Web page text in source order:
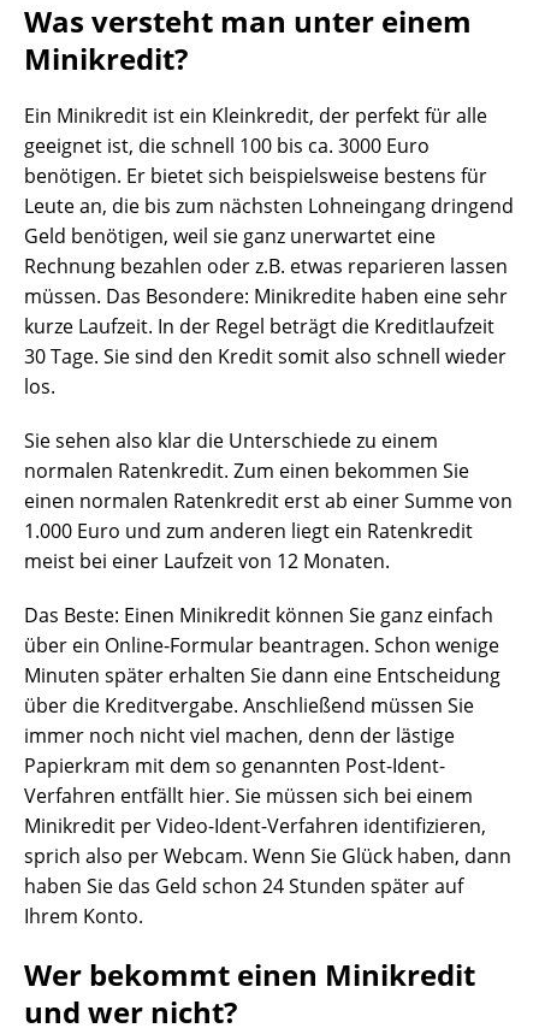
Was versteht man unter einem
Minikredit?
Ein Minikredit ist ein Kleinkredit, der perfekt für alle
geeignet ist, die schnell 100 bis ca. 3000 Euro
benötigen. Er bietet sich beispielsweise bestens für
Leute an, die bis zum nächsten Lohneingang dringend
Geld benötigen, weil sie ganz unerwartet eine
Rechnung bezahlen oder z.B. etwas reparieren lassen
müssen. Das Besondere: Minikredite haben eine sehr
kurze Laufzeit. In der Regel beträgt die Kreditlaufzeit
30 Tage. Sie sind den Kredit somit also schnell wieder
los.
Sie sehen also klar die Unterschiede zu einem
normalen Ratenkredit. Zum einen bekommen Sie
einen normalen Ratenkredit erst ab einer Summe von
1.000 Euro und zum anderen liegt ein Ratenkredit
meist bei einer Laufzeit von 12 Monaten.
Das Beste: Einen Minikredit können Sie ganz einfach
über ein Online-Formular beantragen. Schon wenige
Minuten später erhalten Sie dann eine Entscheidung
über die Kreditvergabe. Anschließend müssen Sie
immer noch nicht viel machen, denn der lästige
Papierkram mit dem so genannten Post-Ident-
Verfahren entfällt hier. Sie müssen sich bei einem
Minikredit per Video-Ident-Verfahren identifizieren,
sprich also per Webcam. Wenn Sie Glück haben, dann
haben Sie das Geld schon 24 Stunden später auf
Ihrem Konto.
Wer bekommt einen Minikredit
und wer nicht?